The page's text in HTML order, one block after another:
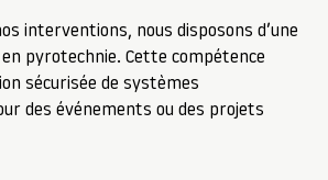
interventions, nous disposons d’une
en pyrotechnie. Cette compétence
sécurisée de systèmes
des événements ou des projets